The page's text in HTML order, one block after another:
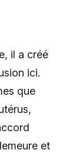
il a créé
ici.
que
et